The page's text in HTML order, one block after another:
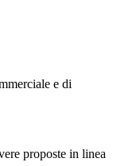
e di
proposte in linea